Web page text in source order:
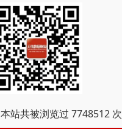
本站共被浏览过 7748512 次